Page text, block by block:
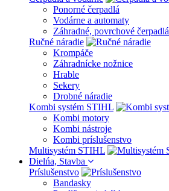
Ponorné čerpadlá
Vodárne a automaty
Záhradné, povrchové čerpadlá
Ručné náradie
Krompáče
Záhradnícke nožnice
Hrable
Sekery
Drobné náradie
Kombi systém STIHL
Kombi motory
Kombi nástroje
Kombi príslušenstvo
Multisystém STIHL
Dielńa, Stavba
Príslušenstvo
Bandasky